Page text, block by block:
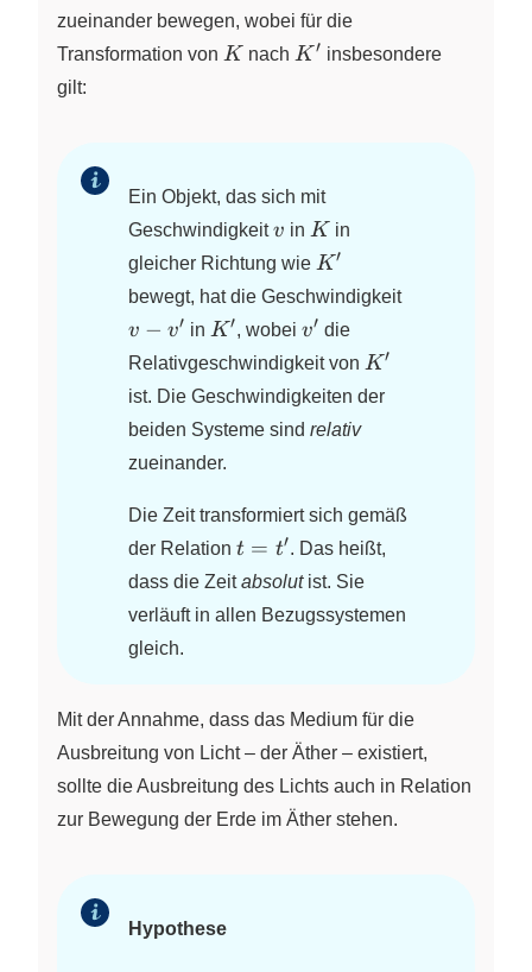
zueinander bewegen, wobei für die
Transformation von K
K nach K^\prime
K′ insbesondere
gilt:
Ein Objekt, das sich mit
Geschwindigkeitv
v in K
K in
gleicher Richtung wie K^\prime
K′
bewegt, hat die Geschwindigkeitv -
v − v′ in K^\prime
K′, wobeiv^\prime
v′ die
Relativgeschwindigkeit von K^\prime
K′
ist. Die Geschwindigkeiten der
beiden Systeme sind relativ
zueinander.
Die Zeit transformiert sich gemäß
der Relation t =
t^\prime
t = t′. Das heißt,
dass die Zeitabsolutist. Sie
verläuft in allen Bezugssystemen
gleich.
Mit der Annahme, dass das Medium für die
Ausbreitung von Licht – der Äther – existiert,
sollte die Ausbreitung des Lichts auch in Relation
zur Bewegung der Erde im Äther stehen.
Hypothese